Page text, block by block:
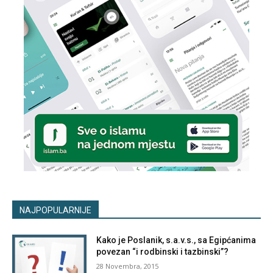
NAJPOPULARNIJE
Kako je Poslanik, s.a.v.s., sa Egipćanima
povezan “i rodbinski i tazbinski”?
28 Novembra, 2015